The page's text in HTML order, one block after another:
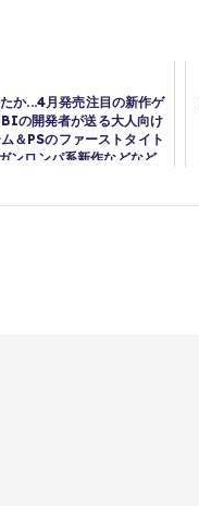
か...4月発売注目の新作ゲ
の開発者が送る大人向け
＆PSのファーストタイト
ンロンパ系新作などなど...